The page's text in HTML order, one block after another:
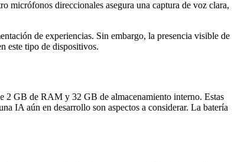
micrófonos direccionales asegura una captura de voz clara,
de experiencias. Sin embargo, la presencia visible de
este tipo de dispositivos.
2 GB de RAM y 32 GB de almacenamiento interno. Estas
IA aún en desarrollo son aspectos a considerar. La batería